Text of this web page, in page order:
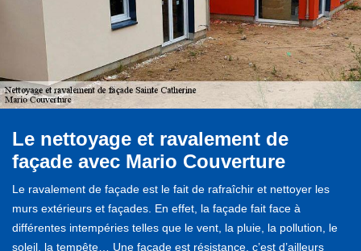
Le nettoyage et ravalement de
façade avec Mario Couverture
Le ravalement de façade est le fait de rafraîchir et nettoyer les
murs extérieurs et façades. En effet, la façade fait face à
différentes intempéries telles que le vent, la pluie, la pollution, le
soleil, la tempête… Une façade est résistance, c’est d’ailleurs